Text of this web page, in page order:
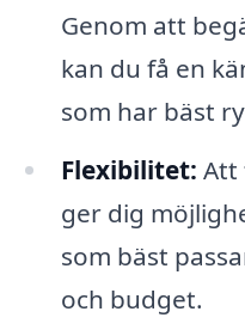
Genom att
kan du få en
som har bäst
Flexibilitet: Att
ger dig
som bäst
och budget.